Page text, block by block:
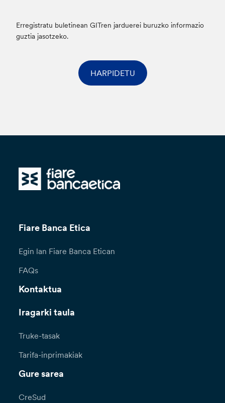
Erregistratu buletinean GITren jarduerei buruzko informazio
guztia jasotzeko.
HARPIDETU
Fiare Banca Etica
Egin lan Fiare Banca Etican
FAQs
Kontaktua
Iragarki taula
Truke-tasak
Tarifa-inprimakiak
Gure sarea
CreSud